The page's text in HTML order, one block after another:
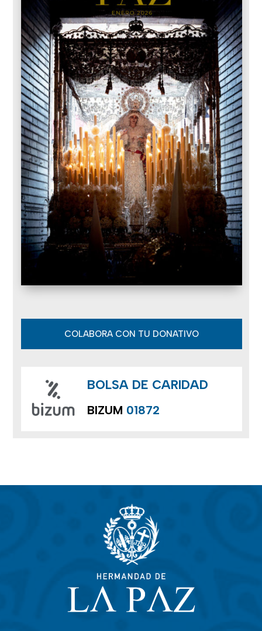
COLABORA CON TU DONATIVO
BOLSA DE CARIDAD
BIZUM 01872